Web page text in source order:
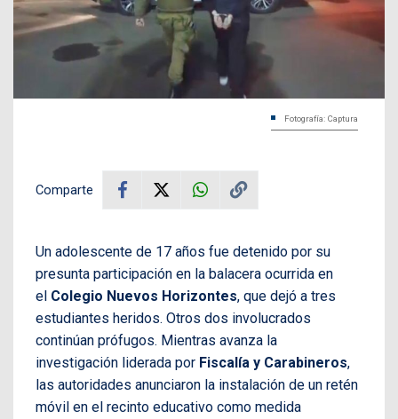
Fotografía: Captura
Comparte
Un adolescente de 17 años fue detenido por su
presunta participación en la balacera ocurrida en
el Colegio Nuevos Horizontes, que dejó a tres
estudiantes heridos. Otros dos involucrados
continúan prófugos. Mientras avanza la
investigación liderada por Fiscalía y Carabineros,
las autoridades anunciaron la instalación de un retén
móvil en el recinto educativo como medida